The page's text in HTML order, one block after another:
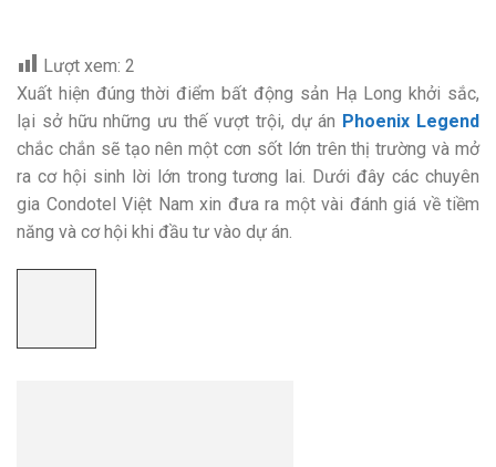
Lượt xem: 2
Xuất hiện đúng thời điểm bất động sản Hạ Long khởi sắc,
lại sở hữu những ưu thế vượt trội, dự án Phoenix Legend
chắc chắn sẽ tạo nên một cơn sốt lớn trên thị trường và mở
ra cơ hội sinh lời lớn trong tương lai. Dưới đây các chuyên
gia Condotel Việt Nam xin đưa ra một vài đánh giá về tiềm
năng và cơ hội khi đầu tư vào dự án.